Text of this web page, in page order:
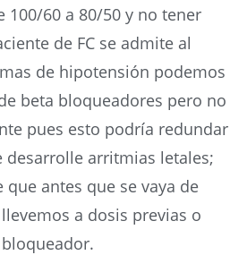
100/60 a 80/50 y no tener
de FC se admite al
de hipotensión podemos
beta bloqueadores pero no
pues esto podría redundar
desarrolle arritmias letales;
antes que se vaya de
a dosis previas o